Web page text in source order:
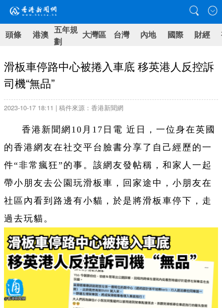
頭條 港澳 五年規
劃
大灣區 台灣 內地 國際 財經
滑板車停路中心被捲入車底 移英港人反控訴
司機“無品”
2023-10-17 18:11 | 稿件來源：香港新聞網
香港新聞網10月17日電 近日，一位身在英國
的香港網友在社交平台臉書分享了自己經歷的一
件“非常瘋狂”的事。該網友發帖稱，和家人一起
帶小朋友去公園玩滑板車，回家途中，小朋友在
社區內看到路邊有小貓，於是將滑板車停下，走
過去玩貓。